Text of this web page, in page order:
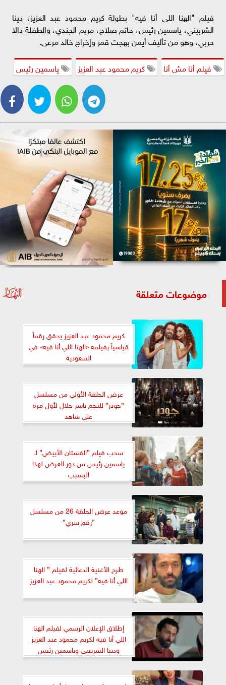
فيلم "الهنا اللى أنا فيه" بطولة كريم محمود عبد العزيز، دينا
الشربيني، ياسمين رئيس، حاتم صلاح، مريم الجندي، والطفلة دالا
حربي، وهو من تأليف أيمن بهجت قمر وإخراج خالد مرعى.
فيلم أنا مش أنا
كريم محمود عبد العزيز ياسمين رئيس
موضوعات متعلقة
كريم محمود عبد العزيز يحقق رقماً
قياسياً بفيلمه «الهنا اللي أنا فيه» في
السعودية
عرض الحلقة الأولي من مسلسل
”جودر” للنجم ياسر جلال لأول مرة
على شاهد
سحب فيلم ”الفستان الأبيض” لـ
ياسمين رئيس من دور العرض لهذا
البسبب
موعد عرض الحلقة 26 من مسلسل
”رقم سري”
طرح الأغنية الدعائية لفيلم ” الهنا
اللي أنا فيه” لكريم محمود عبد العزيز
إطلاق الإعلان الرسمي لفيلم الهنا
اللي أنا فيه لكريم محمود عبد العزيز
ودينا الشربيني وياسمين رئيس